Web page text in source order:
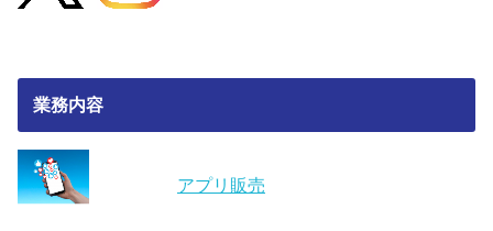
業務内容
アプリ販売